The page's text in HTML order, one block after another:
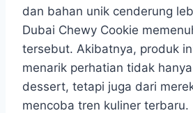
dan bahan unik cenderung
Dubai Chewy Cookie
tersebut. Akibatnya, produk
menarik perhatian tidak
dessert, tetapi juga dari
mencoba tren kuliner terbaru.